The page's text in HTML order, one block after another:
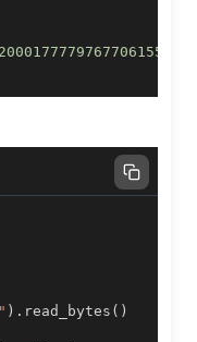
) . read_bytes ( )